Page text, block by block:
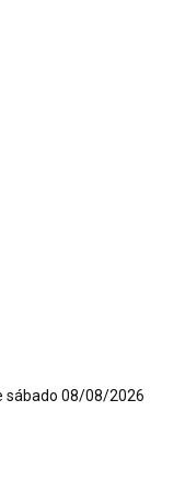
sábado 08/08/2026